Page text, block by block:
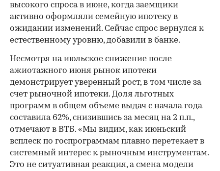
высокого спроса в июне, когда заемщики
активно оформляли семейную ипотеку в
ожидании изменений. Сейчас спрос вернулся к
естественному уровню, добавили в банке.
Несмотря на июльское снижение после
ажиотажного июня рынок ипотеки
демонстрирует уверенный рост, в том числе за
счет рыночной ипотеки. Доля льготных
программ в общем объеме выдач с начала года
составила 62%, снизившись за месяц на 2 п.п.,
отмечают в ВТБ. «Мы видим, как июньский
всплеск по госпрограммам плавно перетекает в
системный интерес к рыночным инструментам.
Это не ситуативная реакция, а смена модели